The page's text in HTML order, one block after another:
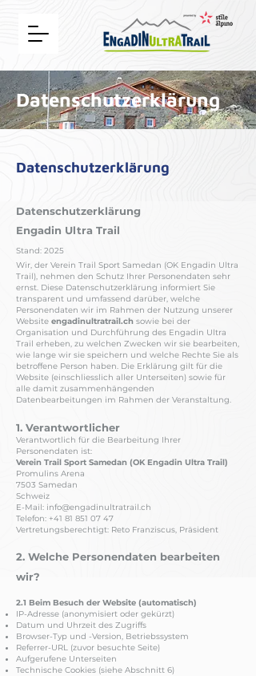
Datenschutzerklärung
Datenschutzerklärung
Datenschutzerklärung
Engadin Ultra Trail
Stand: 2025
Wir, der Verein Trail Sport Samedan (OK Engadin Ultra
Trail), nehmen den Schutz Ihrer Personendaten sehr
ernst. Diese Datenschutzerklärung informiert Sie
transparent und umfassend darüber, welche
Personendaten wir im Rahmen der Nutzung unserer
Website engadinultratrail.ch sowie bei der
Organisation und Durchführung des Engadin Ultra
Trail erheben, zu welchen Zwecken wir sie bearbeiten,
wie lange wir sie speichern und welche Rechte Sie als
betroffene Person haben. Die Erklärung gilt für die
Website (einschliesslich aller Unterseiten) sowie für
alle damit zusammenhängenden
Datenbearbeitungen im Rahmen der Veranstaltung.
1. Verantwortlicher
Verantwortlich für die Bearbeitung Ihrer
Personendaten ist:
Verein Trail Sport Samedan (OK Engadin Ultra Trail)
Promulins Arena
7503 Samedan
Schweiz
E-Mail: info@engadinultratrail.ch
Telefon: +41 81 851 07 47
Vertretungsberechtigt: Reto Franziscus, Präsident
2. Welche Personendaten bearbeiten
wir?
2.1 Beim Besuch der Website (automatisch)
IP-Adresse (anonymisiert oder gekürzt)
Datum und Uhrzeit des Zugriffs
Browser-Typ und -Version, Betriebssystem
Referrer-URL (zuvor besuchte Seite)
Aufgerufene Unterseiten
Technische Cookies (siehe Abschnitt 6)